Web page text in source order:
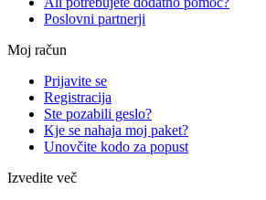
Poslovni partnerji
Moj račun
Prijavite se
Registracija
Ste pozabili geslo?
Kje se nahaja moj paket?
Unovčite kodo za popust
Izvedite več